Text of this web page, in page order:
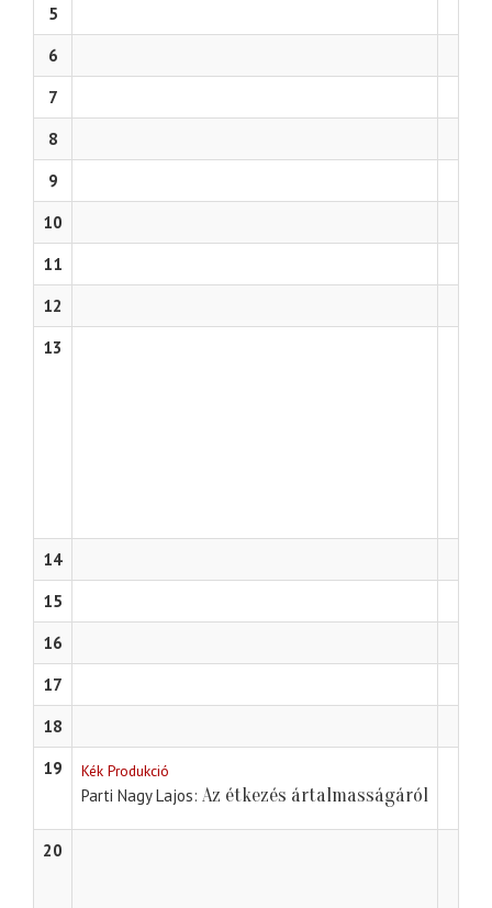
5
6
7
8
9
10
11
12
13
14
15
16
17
18
19
Kék Produkció
Parti Nagy Lajos Az étkezés ártalmasságáról
20